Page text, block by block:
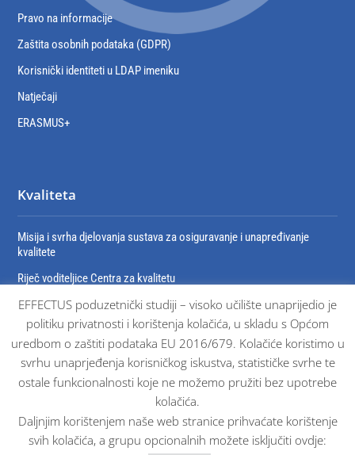
Pravo na informacije
Zaštita osobnih podataka (GDPR)
Korisnički identiteti u LDAP imeniku
Natječaji
ERASMUS+
Kvaliteta
Misija i svrha djelovanja sustava za osiguravanje i unapređivanje
kvalitete
Riječ voditeljice Centra za kvalitetu
Organizacija sustava za osiguravanje i unaprjeđivanje kvalitete
Dokumenti sustava osiguravanja kvalitete
Certifikati
EFFECTUS poduzetnički studiji – visoko učilište unaprijedio je
politiku privatnosti i korištenja kolačića, u skladu s Općom
uredbom o zaštiti podataka EU 2016/679. Kolačiće koristimo u
svrhu unaprjeđenja korisničkog iskustva, statističke svrhe te
ostale funkcionalnosti koje ne možemo pružiti bez upotrebe
kolačića.
Daljnjim korištenjem naše web stranice prihvaćate korištenje
svih kolačića, a grupu opcionalnih možete isključiti ovdje: